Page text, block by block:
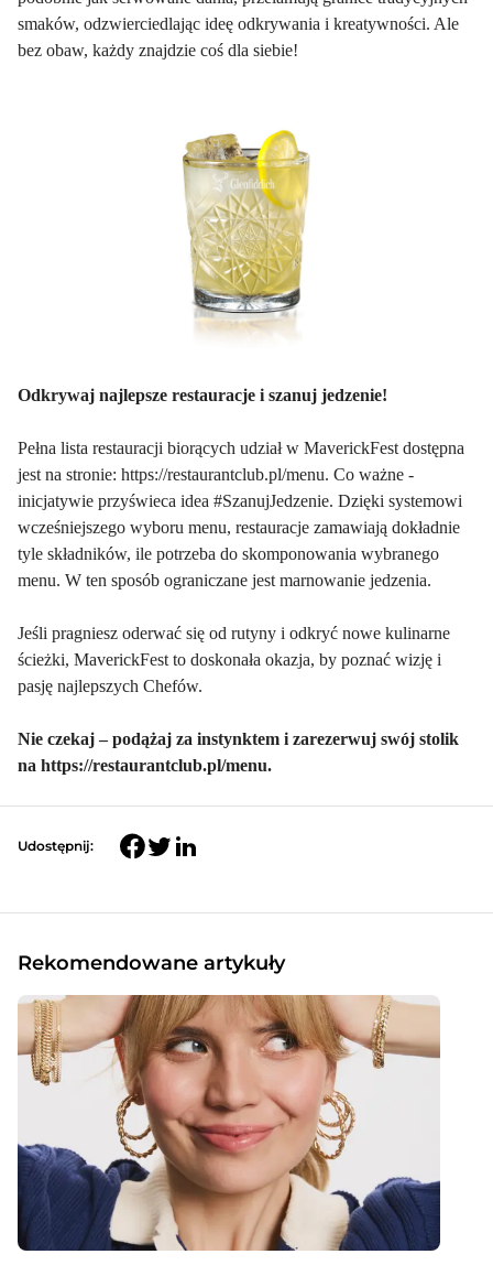
smaków, odzwierciedlając ideę odkrywania i kreatywności. Ale
bez obaw, każdy znajdzie coś dla siebie!
Odkrywaj najlepsze restauracje i szanuj jedzenie!
Pełna lista restauracji biorących udział w MaverickFest dostępna
jest na stronie: https://restaurantclub.pl/menu. Co ważne -
inicjatywie przyświeca idea #SzanujJedzenie. Dzięki systemowi
wcześniejszego wyboru menu, restauracje zamawiają dokładnie
tyle składników, ile potrzeba do skomponowania wybranego
menu. W ten sposób ograniczane jest marnowanie jedzenia.
Jeśli pragniesz oderwać się od rutyny i odkryć nowe kulinarne
ścieżki, MaverickFest to doskonała okazja, by poznać wizję i
pasję najlepszych Chefów.
Nie czekaj – podążaj za instynktem i zarezerwuj swój stolik
na https://restaurantclub.pl/menu.
Udostępnij:
Rekomendowane artykuły